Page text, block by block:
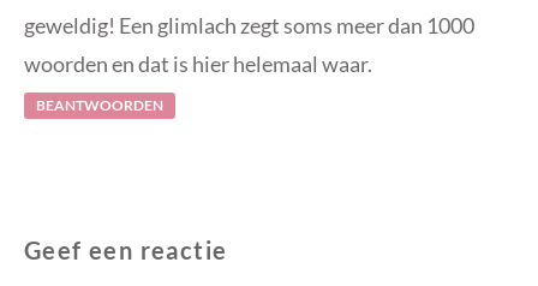
geweldig! Een glimlach zegt soms meer dan 1000
woorden en dat is hier helemaal waar.
BEANTWOORDEN
Geef een reactie